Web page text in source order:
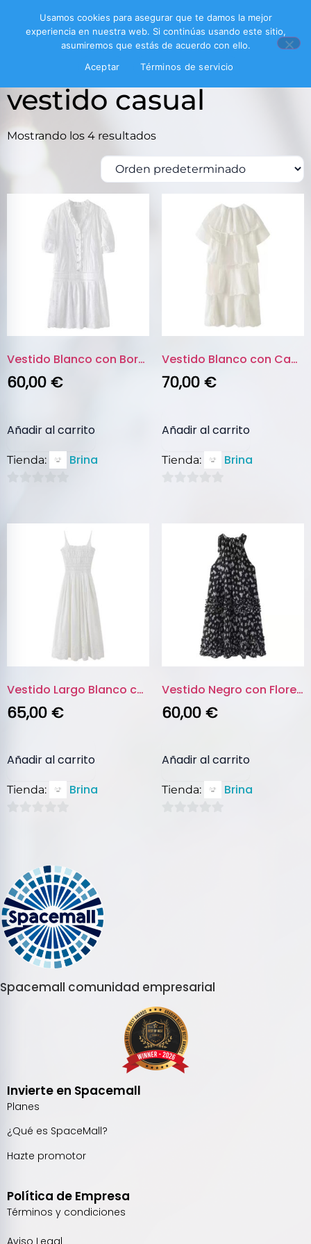
/ Productos etiquetados “vestido casual”
vestido casual
Mostrando los 4 resultados
Vestido Blanco con Bordados y ...
60,00€
Añadir al carrito
Tienda: Brina
Vestido Blanco con Capas y Det...
70,00€
Añadir al carrito
Tienda: Brina
Vestido Largo Blanco con Encaj...
65,00€
Añadir al carrito
Tienda: Brina
Vestido Negro con Flores y Det...
60,00€
Añadir al carrito
Tienda: Brina
Spacemall comunidad empresarial
Invierte en Spacemall
Planes
¿Qué es SpaceMall?
Hazte promotor
Política de Empresa
Términos y condiciones
Usamos cookies para asegurar que te damos la mejor
experiencia en nuestra web. Si continúas usando este sitio,
asumiremos que estás de acuerdo con ello.
Aceptar
Términos de servicio